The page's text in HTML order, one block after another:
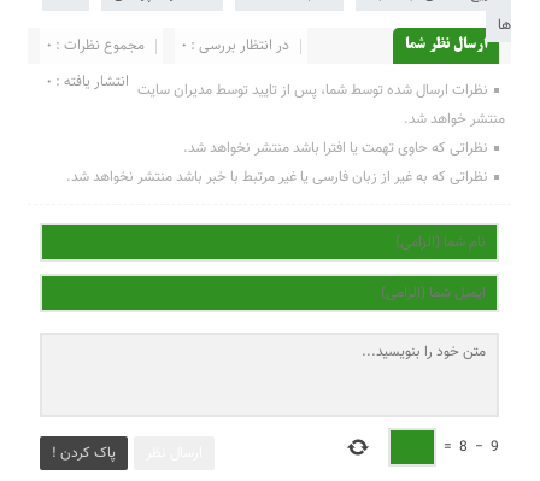
ها
ارسال نظر شما مجموع نظرات : 0
در انتظار بررسی : 0
انتشار یافته : 0 نظرات ارسال شده توسط شما، پس از تایید توسط مدیران سایت
منتشر خواهد شد.
نظراتی که حاوی تهمت یا افترا باشد منتشر نخواهد شد.
نظراتی که به غیر از زبان فارسی یا غیر مرتبط با خبر باشد منتشر نخواهد شد.
پاک کردن ! 9
−
8
=